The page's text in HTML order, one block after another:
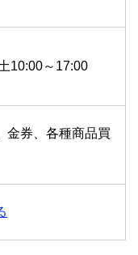
10:00～17:00
金券、各種商品買